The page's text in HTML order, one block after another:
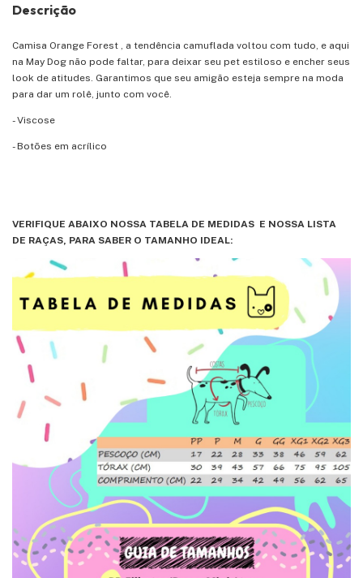
Descrição
Camisa Orange Forest , a tendência camuflada voltou com tudo, e aqui
na May Dog não pode faltar, para deixar seu pet estiloso e encher seus
look de atitudes. Garantimos que seu amigão esteja sempre na moda
para dar um rolê, junto com você.
- Viscose
- Botões em acrílico
VERIFIQUE ABAIXO NOSSA TABELA DE MEDIDAS E NOSSA LISTA
DE RAÇAS, PARA SABER O TAMANHO IDEAL: